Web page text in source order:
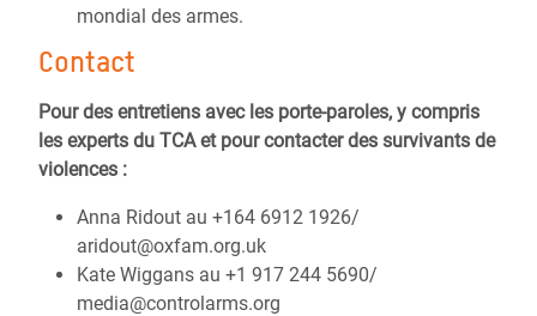
mondial des armes.
Contact
Pour des entretiens avec les porte-paroles, y compris
les experts du TCA et pour contacter des survivants de
violences :
Anna Ridout au +164 6912 1926/
aridout@oxfam.org.uk
Kate Wiggans au +1 917 244 5690/
media@controlarms.org